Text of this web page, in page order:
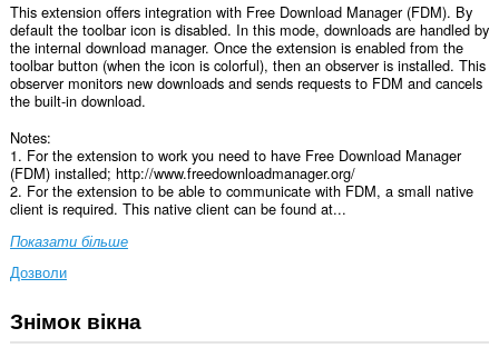
This extension offers integration with Free Download Manager (FDM). By
default the toolbar icon is disabled. In this mode, downloads are handled by
the internal download manager. Once the extension is enabled from the
toolbar button (when the icon is colorful), then an observer is installed. This
observer monitors new downloads and sends requests to FDM and cancels
the built-in download.
Notes:
1. For the extension to work you need to have Free Download Manager
(FDM) installed; http://www.freedownloadmanager.org/
2. For the extension to be able to communicate with FDM, a small native
client is required. This native client can be found at...
Показати більше
Дозволи
Це
розширення
Знімок вікна